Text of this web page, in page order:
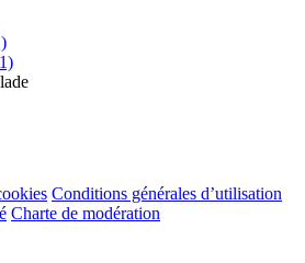
Conditions générales d’utilisation
Charte de modération